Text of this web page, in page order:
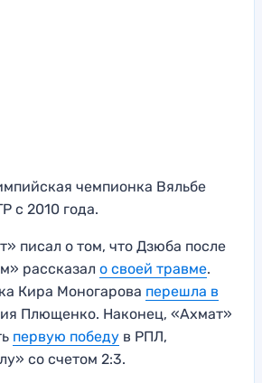
чемпионка Вяльбе
с 2010 года.
писал о том, что Дзюба после
рассказал о своей травме.
Кира Моногарова перешла в
Плющенко. Наконец, «Ахмат»
первую победу в РПЛ,
со счетом 2:3.